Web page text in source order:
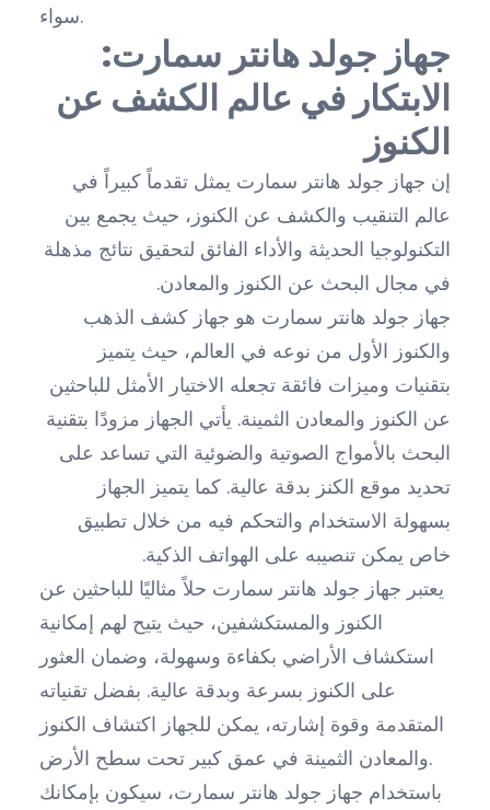
سواء.
جهاز جولد هانتر سمارت:
الابتكار في عالم الكشف عن
الكنوز
إن جهاز جولد هانتر سمارت يمثل تقدماً كبيراً في
عالم التنقيب والكشف عن الكنوز، حيث يجمع بين
التكنولوجيا الحديثة والأداء الفائق لتحقيق نتائج مذهلة
في مجال البحث عن الكنوز والمعادن.
جهاز جولد هانتر سمارت هو جهاز كشف الذهب
والكنوز الأول من نوعه في العالم، حيث يتميز
بتقنيات وميزات فائقة تجعله الاختيار الأمثل للباحثين
عن الكنوز والمعادن الثمينة. يأتي الجهاز مزودًا بتقنية
البحث بالأمواج الصوتية والضوئية التي تساعد على
تحديد موقع الكنز بدقة عالية. كما يتميز الجهاز
بسهولة الاستخدام والتحكم فيه من خلال تطبيق
خاص يمكن تنصيبه على الهواتف الذكية.
يعتبر جهاز جولد هانتر سمارت حلاً مثاليًا للباحثين عن
الكنوز والمستكشفين، حيث يتيح لهم إمكانية
استكشاف الأراضي بكفاءة وسهولة، وضمان العثور
على الكنوز بسرعة وبدقة عالية. بفضل تقنياته
المتقدمة وقوة إشارته، يمكن للجهاز اكتشاف الكنوز
والمعادن الثمينة في عمق كبير تحت سطح الأرض.
باستخدام جهاز جولد هانتر سمارت، سيكون بإمكانك